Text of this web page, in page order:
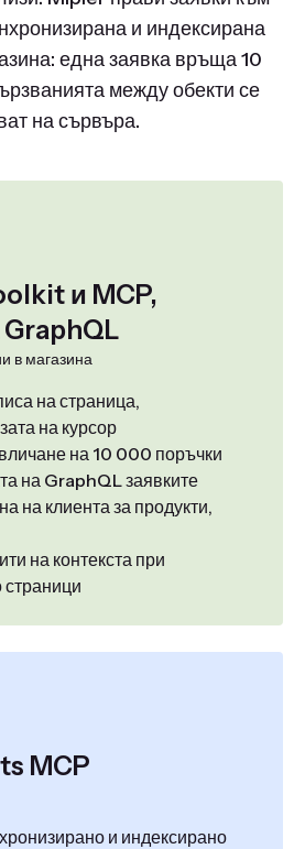
и индексирана
една заявка връща 10
между обекти се
на сървъра.
и MCP,
в магазина
на страница,
на курсор
на 10 000 поръчки
на GraphQL заявките
на клиента за продукти,
на контекста при
MCP
и индексирано